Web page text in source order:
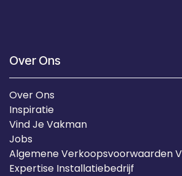
Over Ons
Over Ons
Inspiratie
Vind Je Vakman
Jobs
Algemene Verkoopsvoorwaarden
Expertise Installatiebedrijf